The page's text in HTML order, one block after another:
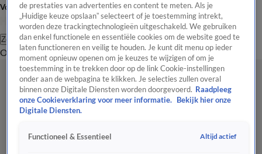
Volg Hart van Nederland
Zoeken
OverzichtRegioUitzendingenWeerTip de redactiePanelVideo's
de prestaties van advertenties en content te meten. Als je
„Huidige keuze opslaan” selecteert of je toestemming intrekt,
worden deze trackingtechnologieën uitgeschakeld. We gebruiken
dan enkel functionele en essentiële cookies om de website goed te
laten functioneren en veilig te houden. Je kunt dit menu op ieder
moment opnieuw openen om je keuzes te wijzigen of om je
toestemming in te trekken door op de link Cookie-instellingen
onder aan de webpagina te klikken. Je selecties zullen overal
binnen onze Digitale Diensten worden doorgevoerd. Raadpleeg
onze Cookieverklaring voor meer informatie.
Bekijk hier onze
Digitale Diensten.
Functioneel & Essentieel Altijd actief